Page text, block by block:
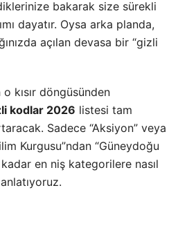
bakarak size sürekli
dayatır. Oysa arka planda,
açılan devasa bir “gizli
kısır döngüsünden
kodlar 2026 listesi tam
Sadece “Aksiyon” veya
Kurgusu”ndan “Güneydoğu
en niş kategorilere nasıl
anlatıyoruz.